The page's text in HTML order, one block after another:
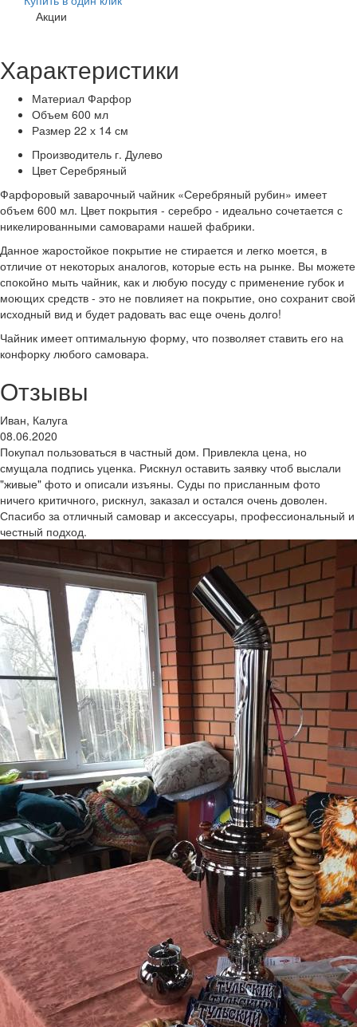
Акции
Характеристики
Материал Фарфор
Объем 600 мл
Размер 22 х 14 см
Производитель г. Дулево
Цвет Серебряный
Фарфоровый заварочный чайник «Серебряный рубин» имеет
объем 600 мл. Цвет покрытия - серебро - идеально сочетается с
никелированными самоварами нашей фабрики.
Данное жаростойкое покрытие не стирается и легко моется, в
отличие от некоторых аналогов, которые есть на рынке. Вы можете
спокойно мыть чайник, как и любую посуду с применение губок и
моющих средств - это не повлияет на покрытие, оно сохранит свой
исходный вид и будет радовать вас еще очень долго!
Чайник имеет оптимальную форму, что позволяет ставить его на
конфорку любого самовара.
Отзывы
Иван, Калуга
08.06.2020
Покупал пользоваться в частный дом. Привлекла цена, но
смущала подпись уценка. Рискнул оставить заявку чтоб выслали
"живые" фото и описали изъяны. Суды по присланным фото
ничего критичного, рискнул, заказал и остался очень доволен.
Спасибо за отличный самовар и аксессуары, профессиональный и
честный подход.